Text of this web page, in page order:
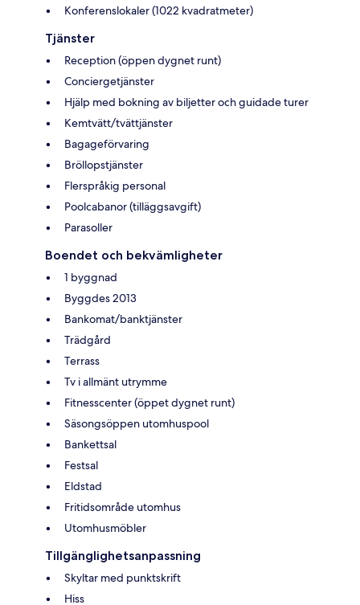
Konferenslokaler (1022 kvadratmeter)
Tjänster
Reception (öppen dygnet runt)
Conciergetjänster
Hjälp med bokning av biljetter och guidade turer
Kemtvätt/tvättjänster
Bagageförvaring
Bröllopstjänster
Flerspråkig personal
Poolcabanor (tilläggsavgift)
Parasoller
Boendet och bekvämligheter
1 byggnad
Byggdes 2013
Bankomat/banktjänster
Trädgård
Terrass
Tv i allmänt utrymme
Fitnesscenter (öppet dygnet runt)
Säsongsöppen utomhuspool
Bankettsal
Festsal
Eldstad
Fritidsområde utomhus
Utomhusmöbler
Tillgänglighetsanpassning
Skyltar med punktskrift
Hiss